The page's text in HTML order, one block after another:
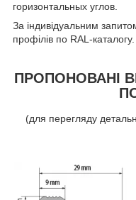
горизонтальных углов.
За індивідуальним
профілів по RAL-каталогу.
ПРОПОНОВАНІ
(для перегляду